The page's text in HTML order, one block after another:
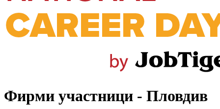
Фирми участници - Пловдив